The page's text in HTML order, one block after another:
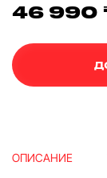
46 990
ОПИСАНИЕ